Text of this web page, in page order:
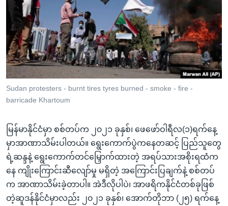
ညွန်း
စာမျက်နှာ
သို့
ကျော်
ရန်
ရန်
နေရာ
သို့
ကျော်
ရုပ်ရှင်ထဲက အင်္ဂလိပ်စာ
သုတပဒေသာ အင်္ဂလိပ်စာ
တီဗွီ
ရေဒီယို/တီဗွီအစီအစဉ်
Learning English
ဗွီအိုအေ လူမှုကွန်ယက်များ
ဘာသာစကားများ
Sudan protesters - burnt tires tyres burned - smoke - fire -
barricade Khartoum
မြန်မာနိုင်ငံမှာ စစ်တပ်က ၂၀၂၁ ခုနှစ်၊ ဖေဖော်ဝါရီလ(၁)ရက်နေ့
မှာအာဏာသိမ်းပါတယ်။ ရွေးကောက်ပွဲကနေတဆင့် ပြည်သူတွေ
ရဲ့ဆန္ဒနဲ့ ရွေးကောက်တင်မြှောက်ထားတဲ့ အရပ်သားအစိုးရထံက
နေ ကျိုးကြောင်းဆီလျော်မှု မရှိတဲ့ အကြောင်းပြချက်နဲ့ စစ်တပ်
က အာဏာသိမ်းခဲ့တာပါ။ အဲဒီလိုပါပဲ၊ အာဖရိကနိုင်ငံတစ်ခုဖြစ်
တဲ့ဆူဒန်နိုင်ငံမှာလည်း ၂၀၂၁ ခုနှစ်၊ အောက်တိုဘာ (၂၅) ရက်နေ့